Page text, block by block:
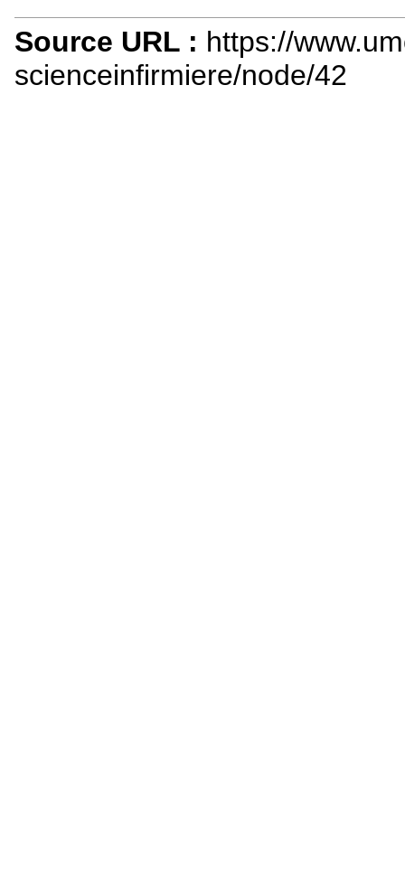
Source URL : https://
scienceinfirmiere/node/42